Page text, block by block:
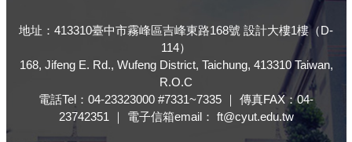
地址：413310臺中市霧峰區吉峰東路168號 設計大樓1樓（D-
114）
168, Jifeng E. Rd., Wufeng District, Taichung, 413310 Taiwan,
R.O.C
電話Tel：04-23323000 #7331~7335 ｜ 傳真FAX：04-
23742351 ｜ 電子信箱email： ft@cyut.edu.tw